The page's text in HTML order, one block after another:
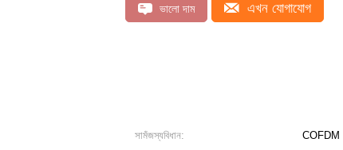
ভালো দাম এখন যোগাযোগ
সামঁজস্যবিধান:
COFDM